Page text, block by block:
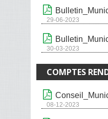
29-06-2023
30-03-2023
COMPTES
08-12-2023